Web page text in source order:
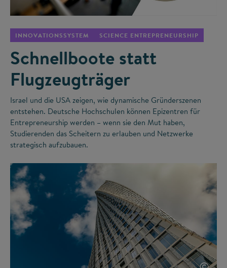
INNOVATIONSSYSTEM SCIENCE ENTREPRENEURSHIP
Schnellboote statt
Flugzeugträger
Israel und die USA zeigen, wie dynamische Gründerszenen
entstehen. Deutsche Hochschulen können Epizentren für
Entrepreneurship werden – wenn sie den Mut haben,
Studierenden das Scheitern zu erlauben und Netzwerke
strategisch aufzubauen.